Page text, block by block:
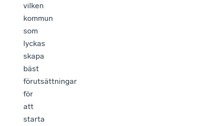
vilken
kommun
som
lyckas
skapa
bäst
förutsättningar
för
att
starta